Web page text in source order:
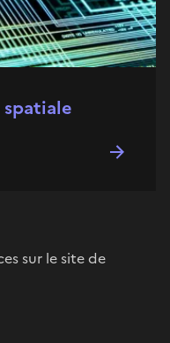
sur le site de